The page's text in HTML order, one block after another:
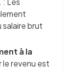
brut
à la
le revenu est